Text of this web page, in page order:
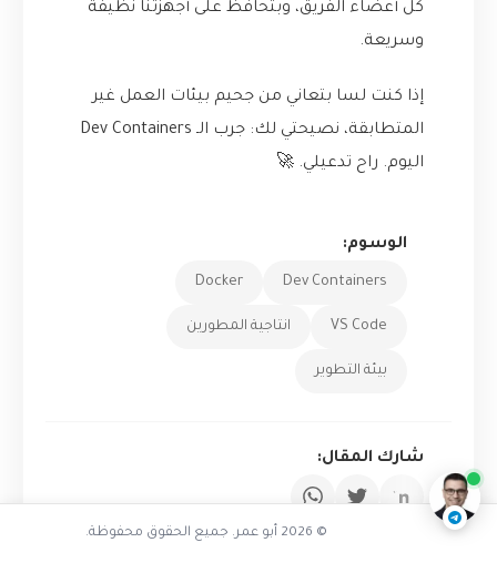
كل أعضاء الفريق، وبتحافظ على أجهزتنا نظيفة
وسريعة.
إذا كنت لسا بتعاني من جحيم بيئات العمل غير
المتطابقة، نصيحتي لك: جرب الـ Dev Containers
اليوم. راح تدعيلي. 🚀
الوسوم:
Dev Containers
Docker
VS Code انتاجية المطورين
بيئة التطوير
شارك المقال:
© 2026 أبو عمر. جميع الحقوق محفوظة.